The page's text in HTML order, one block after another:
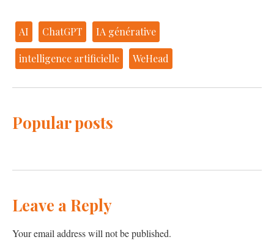
AI ChatGPT IA générative
intelligence artificielle WeHead
Popular posts
Leave a Reply
Your email address will not be published.